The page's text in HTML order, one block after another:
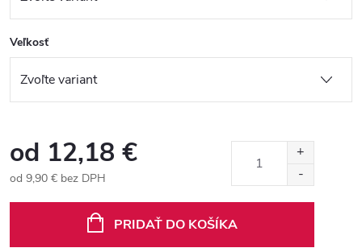
Veľkosť
od 12,18 €
od 9,90 € bez DPH
PRIDAŤ DO KOŠÍKA